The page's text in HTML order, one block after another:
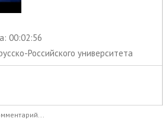
: 00:02:56
Российского университета